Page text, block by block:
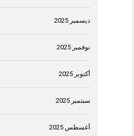
ديسمبر 2025
نوفمبر 2025
أكتوبر 2025
سبتمبر 2025
أغسطس 2025